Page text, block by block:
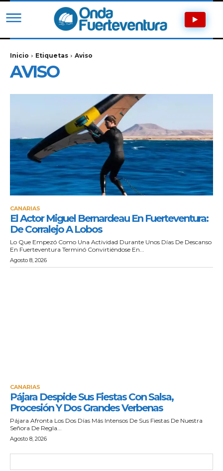
Inicio Etiquetas Aviso
AVISO
CANARIAS
El Actor Miguel Bernardeau En Fuerteventura:
De Corralejo A Lobos
Lo Que Empezó Como Una Actividad Durante Unos Días De Descanso
En Fuerteventura Terminó Convirtiéndose En...
Agosto 8, 2026
CANARIAS
Pájara Despide Sus Fiestas Con Salsa,
Procesión Y Dos Grandes Verbenas
Pájara Afronta Los Dos Días Más Intensos De Sus Fiestas De Nuestra
Señora De Regla...
Agosto 8, 2026